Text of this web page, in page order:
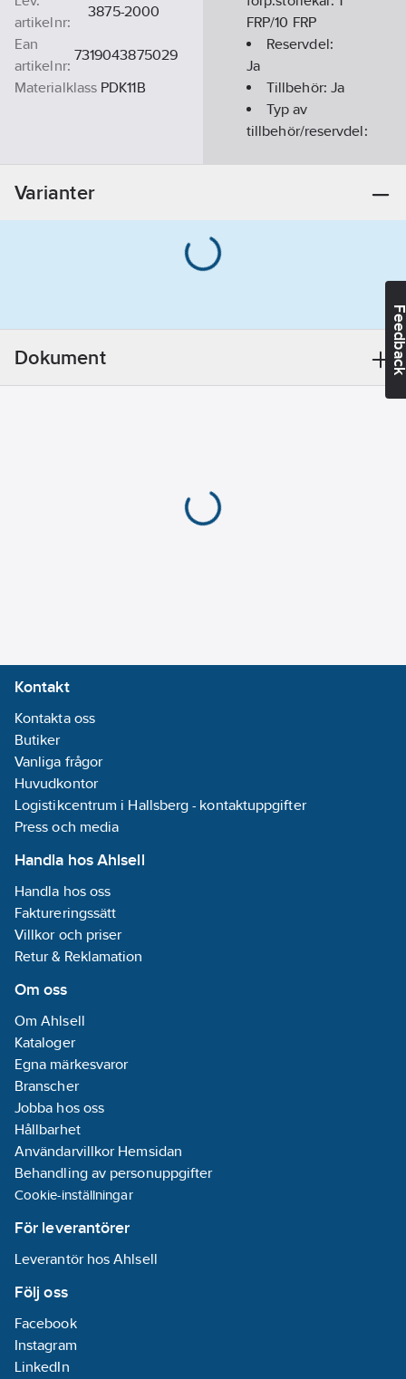
artikelnr:
3875-2000
Ean
artikelnr:
7319043875029
Materialklass PDK11B
FRP/10 FRP
Reservdel:
Ja
Tillbehör: Ja
Typ av
tillbehör/reservdel:
REACH -
Datum:2021-11-
Informationsplikt:
Varianter
Dokument
Kontakt
Kontakta oss
Butiker
Vanliga frågor
Huvudkontor
Logistikcentrum i Hallsberg - kontaktuppgifter
Press och media
Handla hos Ahlsell
Handla hos oss
Faktureringssätt
Villkor och priser
Retur & Reklamation
Om oss
Om Ahlsell
Kataloger
Egna märkesvaror
Branscher
Jobba hos oss
Hållbarhet
Användarvillkor Hemsidan
Behandling av personuppgifter
Cookie-inställningar
För leverantörer
Leverantör hos Ahlsell
Följ oss
Facebook
Instagram
LinkedIn